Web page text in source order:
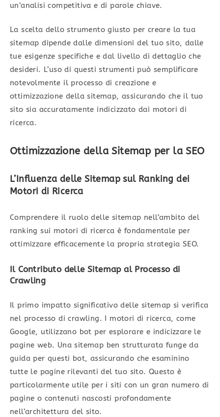
un’analisi competitiva e di parole chiave.
La scelta dello strumento giusto per creare la tua
sitemap dipende dalle dimensioni del tuo sito, dalle
tue esigenze specifiche e dal livello di dettaglio che
desideri. L’uso di questi strumenti può semplificare
notevolmente il processo di creazione e
ottimizzazione della sitemap, assicurando che il tuo
sito sia accuratamente indicizzato dai motori di
ricerca.
Ottimizzazione della Sitemap per la SEO
L’Influenza delle Sitemap sul Ranking dei
Motori di Ricerca
Comprendere il ruolo delle sitemap nell’ambito del
ranking sui motori di ricerca è fondamentale per
ottimizzare efficacemente la propria strategia SEO.
Il Contributo delle Sitemap al Processo di
Crawling
Il primo impatto significativo delle sitemap si verifica
nel processo di crawling. I motori di ricerca, come
Google, utilizzano bot per esplorare e indicizzare le
pagine web. Una sitemap ben strutturata funge da
guida per questi bot, assicurando che esaminino
tutte le pagine rilevanti del tuo sito. Questo è
particolarmente utile per i siti con un gran numero di
pagine o contenuti nascosti profondamente
nell’architettura del sito.